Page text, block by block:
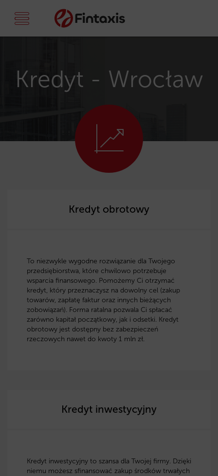
Kredyt - Wrocław
Kredyt obrotowy
To niezwykle wygodne rozwiązanie dla Twojego
przedsiębiorstwa, które chwilowo potrzebuje
wsparcia finansowego. Pomożemy Ci otrzymać
kredyt, który przeznaczysz na dowolny cel (zakup
towarów, zapłatę faktur oraz innych bieżących
zobowiązań). Forma ratalna pozwala Ci spłacać
zarówno kapitał początkowy, jak i odsetki. Kredyt
obrotowy jest dostępny bez zabezpieczeń
rzeczowych nawet do kwoty 1 mln zł.
Kredyt inwestycyjny
Kredyt inwestycyjny to szansa dla Twojej firmy. Dzięki
niemu możesz sfinansować zakup środków trwałych